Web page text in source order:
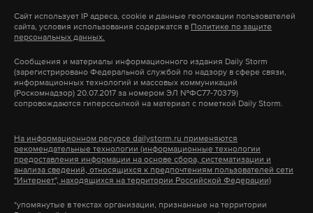
желанию. Пройдет всего неделя и бывший глава
Марийской Республики будет задержан
сотрудниками ФСБ за взятку в четверть
миллиарда рублей.
местного предпринимателя и депутата
Госсобрания Николая Криваша. Последний
находится в розыске и до сих пор не задержан. Как
подзащитный находится на лечении в Израиле.
Кунгуре фиксируем до 17-20 провалов в год, из них
5-6 провалов происходят по природным
жизнедеятельностью человека. Это и утечки
коммуникаций, уплотнение грунтов и многое
другое», — говорит Кадебская
Если же обращаться к картам, то в сибирской
части страны карстовые провалы связывают с
нефтегазовой промышленностью. На Урале
Сайт использует IP адреса, cookie и данные геолокации пользователей
сайта, условия использования содержатся в Политике по защите
персональных данных.
Сообщения и материалы информационного издания Daily Storm
(зарегистрировано Федеральной службой по надзору в сфере связи,
информационных технологий и массовых коммуникаций
(Роскомнадзор) 20.07.2017 за номером ЭЛ №ФС77-70379)
сопровождаются гиперссылкой на материал с пометкой Daily Storm.
На информационном ресурсе dailystorm.ru применяются
рекомендательные технологии (информационные технологии
предоставления информации на основе сбора, систематизации и
анализа сведений, относящихся к предпочтениям пользователей сети
"Интернет", находящихся на территории Российской Федерации)
*упомянутые в текстах организации, признанные на территории